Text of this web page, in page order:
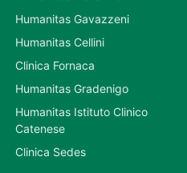
Humanitas Gavazzeni
Humanitas Cellini
Clinica Fornaca
Humanitas Gradenigo
Humanitas Istituto Clinico
Catenese
Clinica Sedes